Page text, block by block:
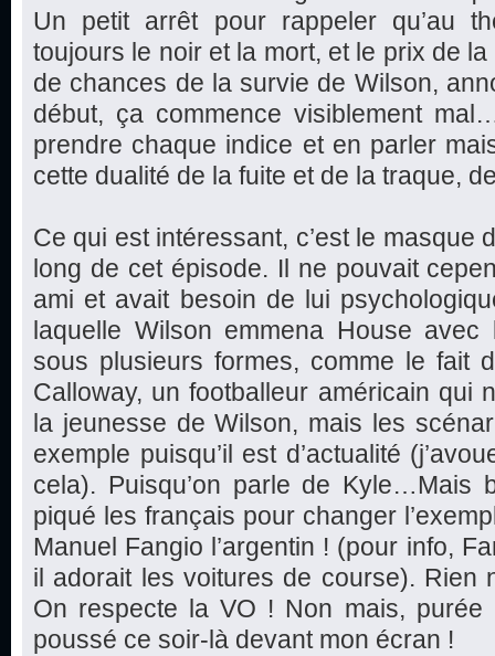
Un petit arrêt pour rappeler qu’au
toujours le noir et la mort, et le prix de
de chances de la survie de Wilson,
début, ça commence visiblement
prendre chaque indice et en parler
cette dualité de la fuite et de la traque,
Ce qui est intéressant, c’est le masque
long de cet épisode. Il ne pouvait
ami et avait besoin de lui
laquelle Wilson emmena House
sous plusieurs formes, comme le fait
Calloway, un footballeur américain qui
la jeunesse de Wilson, mais les
exemple puisqu’il est d’actualité
cela). Puisqu’on parle de Kyle…Mais
piqué les français pour changer
Manuel Fangio l’argentin ! (pour info,
il adorait les voitures de course). Rien
On respecte la VO ! Non mais, purée
poussé ce soir-là devant mon écran !